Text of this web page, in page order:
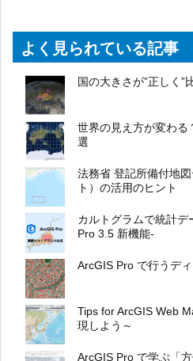
よく見られている記事
国の大きさが”正しく”
世界の見え方が変わる
選
法務省 登記所備付地
ト）の活用のヒント
カルトグラムで統計
Pro 3.5 新機能-
ArcGIS Pro で行うデ
Tips for ArcGIS Web
現しよう～
ArcGIS Pro で学ぶ「